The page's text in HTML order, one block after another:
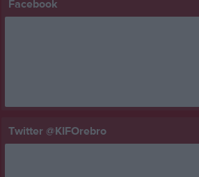
Facebook
Twitter @KIFOrebro